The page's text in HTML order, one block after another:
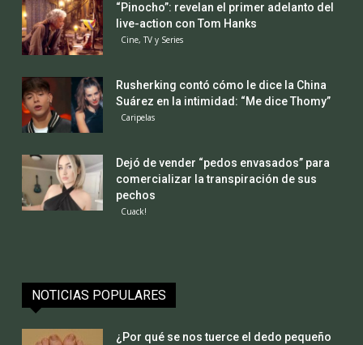
“Pinocho”: revelan el primer adelanto del
live-action con Tom Hanks
Cine, TV y Series
Rusherking contó cómo le dice la China
Suárez en la intimidad: “Me dice Thomy”
Caripelas
Dejó de vender “pedos envasados” para
comercializar la transpiración de sus
pechos
Cuack!
NOTICIAS POPULARES
¿Por qué se nos tuerce el dedo pequeño